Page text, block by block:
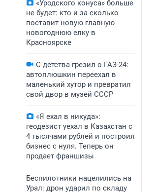
«Уродского конуса» больше
не будет: кто и за сколько
поставит новую главную
новогоднюю елку в
Красноярске
С детства грезил о ГАЗ-24:
автоплюшкин переехал в
маленький хутор и превратил
свой двор в музей СССР
«Я ехал в никуда»:
геодезист уехал в Казахстан с
4 тысячами рублей и построил
бизнес с нуля. Теперь он
продает франшизы
Беспилотники нацелились на
Урал: дрон ударил по складу